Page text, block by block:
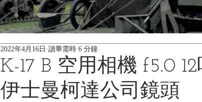
K-17 B 空用相機 f5.0
伊士曼柯達公司鏡頭
2022年4月16日 讀畢需時 6 分鐘